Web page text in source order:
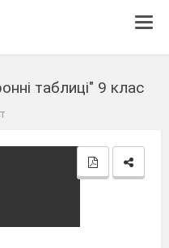
таблиці" 9 клас